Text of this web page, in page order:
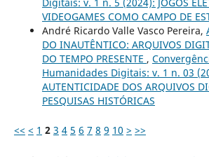
VIDEOGAMES COMO CAMPO DE
André Ricardo Valle Vasco Pereira,
DO INAUTÊNTICO: ARQUIVOS
DO TEMPO PRESENTE ,
Humanidades Digitais: v. 1 n. 03
AUTENTICIDADE DOS ARQUIVOS
PESQUISAS HISTÓRICAS
<< < 1 2 3 4 5 6 7 8 9 10 > >>